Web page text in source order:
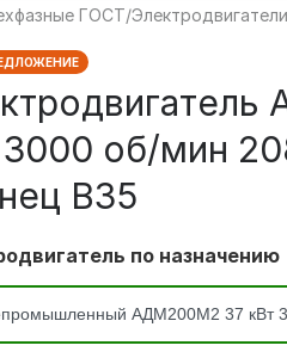
ГОСТ/
3000 об/мин
В35
по назначению